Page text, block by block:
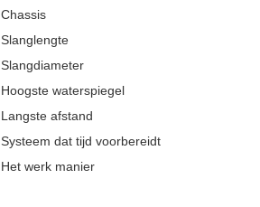
Chassis
Slanglengte
Slangdiameter
Hoogste waterspiegel
Langste afstand
Systeem dat tijd voorbereidt
Het werk manier